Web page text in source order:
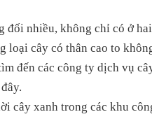
đối nhiều, không chỉ có ở
loại cây có thân cao to
đến các công ty dịch vụ
cây xanh trong các khu